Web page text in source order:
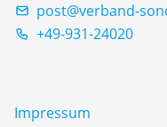
post@verband-
+49-931-24020
Impressum